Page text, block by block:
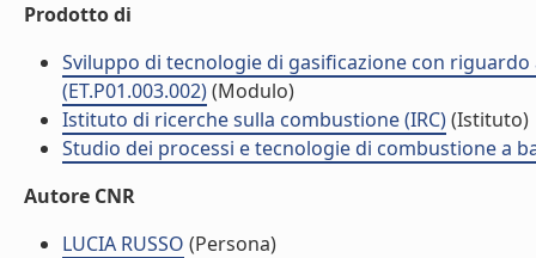
Prodotto di
Sviluppo di tecnologie di gasificazione con
(ET.P01.003.002)(Modulo)
Istituto di ricerche sulla combustione (IRC)(Istituto)
Studio dei processi e tecnologie di combustione a
Autore CNR
LUCIA RUSSO (Persona)